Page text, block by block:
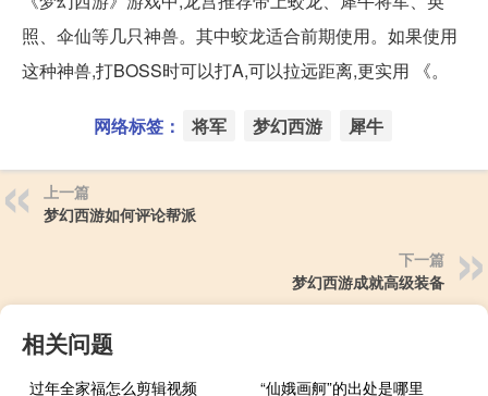
照、伞仙等几只神兽。其中蛟龙适合前期使用。如果使用
这种神兽,打BOSS时可以打A,可以拉远距离,更实用 《。
网络标签： 将军 梦幻西游 犀牛
上一篇
梦幻西游如何评论帮派
下一篇
梦幻西游成就高级装备
相关问题
过年全家福怎么剪辑视频
“仙娥画舸”的出处是哪里